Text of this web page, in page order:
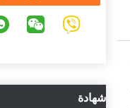
شهادة